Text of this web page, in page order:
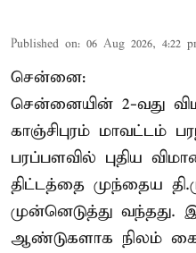
Published on: 06 Aug 2026, 4:22
சென்னை:
சென்னையின் 2-வது
காஞ்சிபுரம் மாவட்டம்
பரப்பளவில் புதிய
திட்டத்தை முந்தைய
முன்னெடுத்து வந்தது.
ஆண்டுகளாக நிலம்